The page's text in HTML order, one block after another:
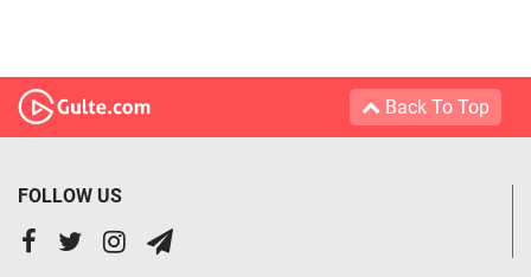
Back To Top
FOLLOW US